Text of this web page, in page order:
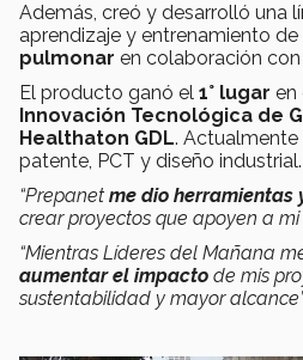
Además, creó y desarrolló una
aprendizaje y entrenamiento de
pulmonar en colaboración
El producto ganó el 1° lugar en
Innovación Tecnológica de
Healthaton GDL.
patente, PCT y diseño industrial.
“Prepanet me dio herramientas
crear proyectos que apoyen a
“Mientras Líderes del Mañana
aumentar el impacto de mis
sustentabilidad y mayor